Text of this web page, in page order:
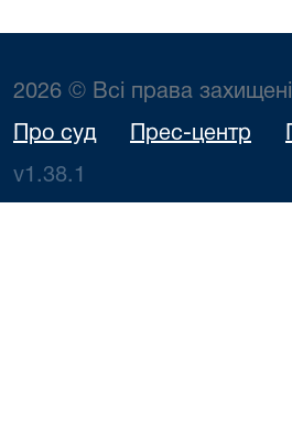
2026 © Всі права захищені
Про суд Прес-центр
v1.38.1